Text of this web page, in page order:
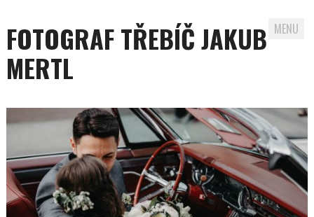
FOTOGRAF TŘEBÍČ JAKUB
MERTL
MENU